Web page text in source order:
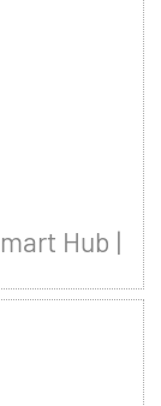
Hub |